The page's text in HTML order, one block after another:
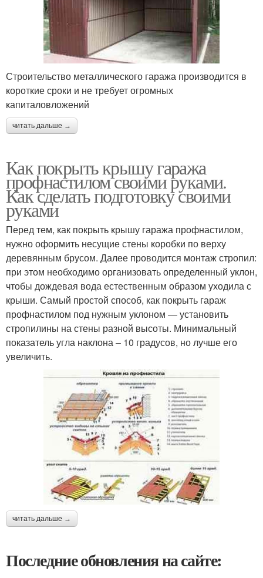
Строительство металлического гаража производится в
короткие сроки и не требует огромных
капиталовложений
читать дальше →
Как покрыть крышу гаража
профнастилом своими руками.
Как сделать подготовку своими
руками
Перед тем, как покрыть крышу гаража профнастилом,
нужно оформить несущие стены коробки по верху
деревянным брусом. Далее проводится монтаж стропил:
при этом необходимо организовать определенный уклон,
чтобы дождевая вода естественным образом уходила с
крыши. Самый простой способ, как покрыть гараж
профнастилом под нужным уклоном — установить
стропилины на стены разной высоты. Минимальный
показатель угла наклона – 10 градусов, но лучше его
увеличить.
читать дальше →
Последние обновления на сайте: